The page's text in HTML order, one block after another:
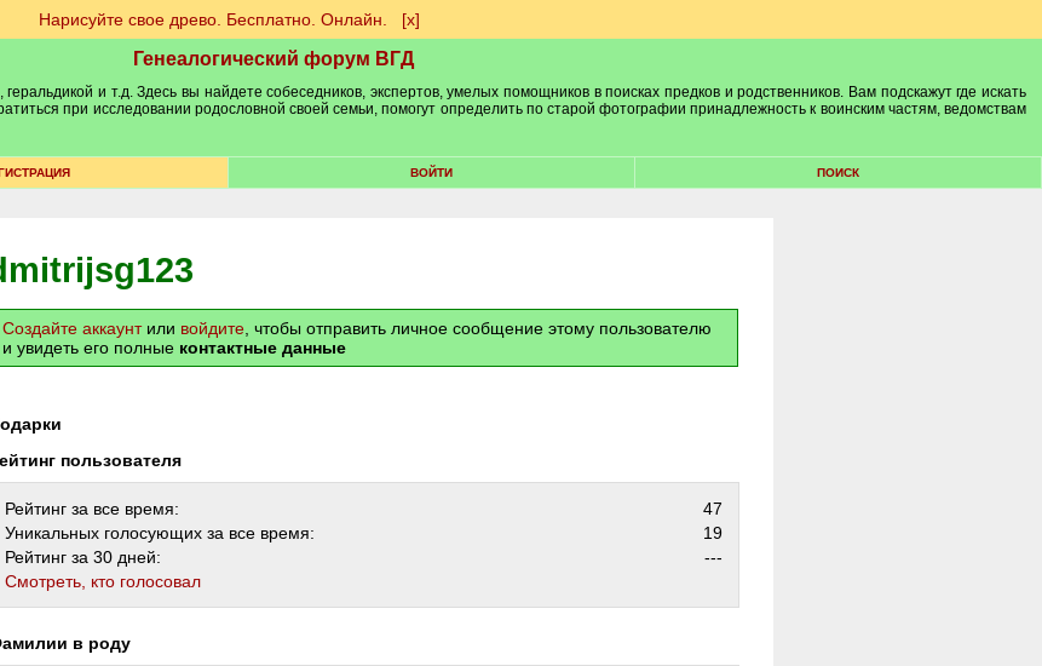
Нарисуйте свое древо. Бесплатно. Онлайн. [х]
Генеалогический форум ВГД
и т.д. Здесь вы найдете собеседников, экспертов, умелых помощников в поисках предков и родственников. Вам подскажут где искать
при исследовании родословной своей семьи, помогут определить по старой фотографии принадлежность к воинским частям, ведомствам
ВОЙТИ ПОИСК
Создайте аккаунтили войдите , чтобы отправить личное сообщение этому пользователю
и увидеть его полные контактные данные
Подарки
Рейтинг пользователя
Рейтинг за все время:
47
Уникальных голосующих за все время:
19
Рейтинг за 30 дней:
---
Cмотреть, кто голосовал
Фамилии в роду